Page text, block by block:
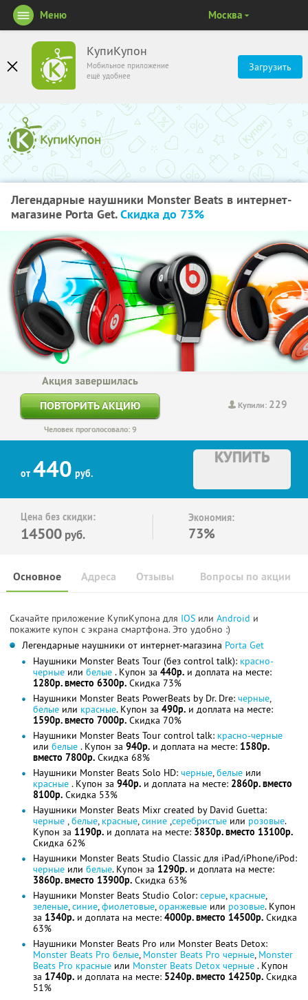
КупиКупон
Мобильное приложение
ещё удобнее
Загрузить
Меню Москва
Легендарные наушники Monster Beats в интернет-
магазине Porta Get.Скидка до 73%
Купили: 229
Акция завершилась
ПОВТОРИТЬ АКЦИЮ
Человек проголосовало: 9
от 440 руб.
КУПИТЬ
Цена без скидки:
14500 руб.
Экономия:
73%
Основное Отзывы Вопросы по акции
Адреса
Скачайте приложение КупиКупона для IOS или Android и
покажите купон с экрана смартфона. Это удобно :)
Легендарные наушники от интернет-магазина Porta Get
Наушники Monster Beats Tour (без control talk): красно-
черные или белые . Купон за 440р. и доплата на месте:
1280р. вместо 6300р. Скидка 73%
Наушники Monster Beats PowerBeats by Dr. Dre: черные,
белые или красные. Купон за 490р. и доплата на месте:
1590р. вместо 7000р. Скидка 70%
Наушники Monster Beats Tour control talk: красно-черные
или белые . Купон за 940р. и доплата на месте: 1580р.
вместо 7800р. Скидка 68%
Наушники Monster Beats Solo HD: черные,белые или
красные . Купон за 940р. и доплата на месте: 2860р. вместо
8100р. Скидка 53%
Наушники Monster Beats Mixr created by David Guetta:
черные ,белые, красные,синие ,серебристые или розовые.
Купон за 1190р. и доплата на месте: 3830р. вместо 13100р.
Скидка 62%
Наушники Monster Beats Studio Classic для iPad/iPhone/iPod:
черные или белые. Купон за 1290р. и доплата на месте:
3860р. вместо 13900р. Скидка 63%
Наушники Monster Beats Studio Color: серые, красные,
зеленые,синие,фиолетовые,оранжевые или розовые. Купон
за 1340р. и доплата на месте: 4000р. вместо 14500р. Скидка
63%
Наушники Monster Beats Pro или Monster Beats Detox:
Monster Beats Pro белые, Monster Beats Pro черные, Monster
Beats Pro красные или Monster Beats Detox черные . Купон
за 1740р. и доплата на месте: 5240р. вместо 14250р. Скидка
51%